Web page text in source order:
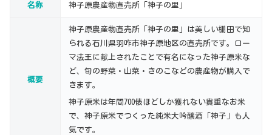
名称 神子原農産物直売所「神子の里」
概要
神子原農産物直売所「神子の里」は美しい棚田で知
られる石川県羽咋市神子原地区の直売所です。ロー
マ法王に献上されたことで有名になった神子原米な
ど、旬の野菜・山菜・きのこなどの農産物が購入で
きます。
神子原米は年間700俵ほどしか獲れない貴重なお米
で、神子原米でつくった純米大吟醸酒「神子」も人
気です。